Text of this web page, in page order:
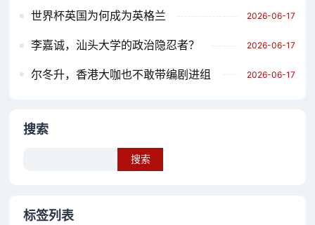
世界杯英国为何成为英格兰 2026-06-17
李嘉诚，汕头大学的政治隐忍者？ 2026-06-17
尔冬升，香港大咖也不敢带编剧进组 2026-06-17
搜索
标签列表